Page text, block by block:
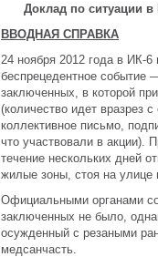
Доклад по ситуации в
ВВОДНАЯ СПРАВКА
24 ноября 2012 года в ИК-6
беспрецедентное событие
заключенных, в которой
(количество идет вразрез
коллективное письмо,
что участвовали в акции).
течение нескольких дней
жилые зоны, стоя на улице
Официальными органами
заключенных не было,
осужденный с резаными
медсанчасть.